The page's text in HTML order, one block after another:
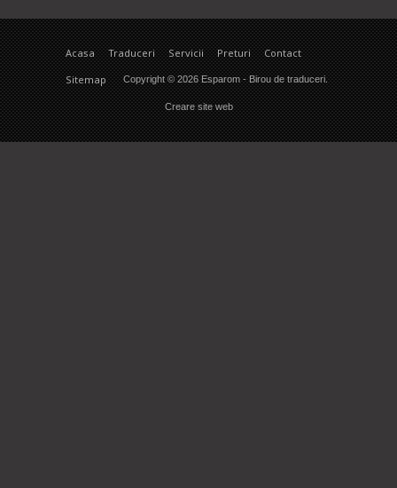
Acasa Traduceri Servicii Preturi
Contact
Sitemap
Copyright © 2026Esparom- Birou de traduceri.
Creare site web